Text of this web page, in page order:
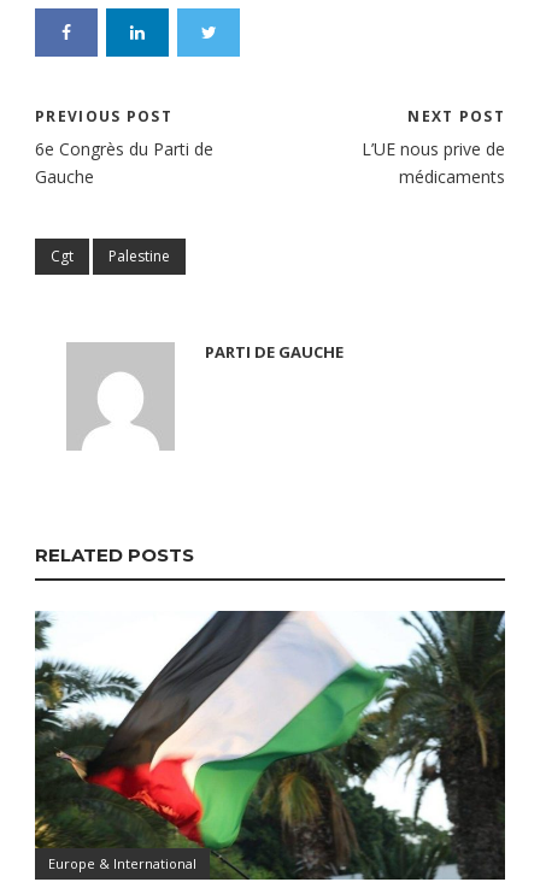
PREVIOUS POST
6e Congrès du Parti de
Gauche
NEXT POST
L’UE nous prive de
médicaments
Cgt Palestine
PARTI DE GAUCHE
RELATED POSTS
Europe & International